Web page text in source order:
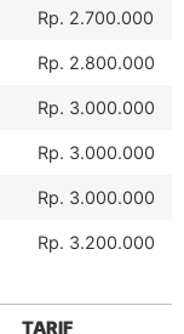
Rp. 2.700.000
Rp. 2.800.000
Rp. 3.000.000
Rp. 3.000.000
Rp. 3.000.000
Rp. 3.200.000
TARIF